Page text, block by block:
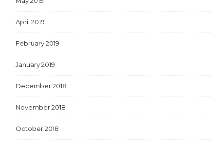
April 2019
February 2019
January 2019
December 2018
November 2018
October 2018